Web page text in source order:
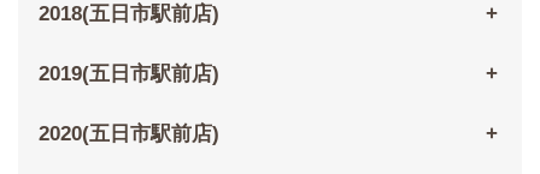
2018(五日市駅前店)
2019(五日市駅前店)
2020(五日市駅前店)